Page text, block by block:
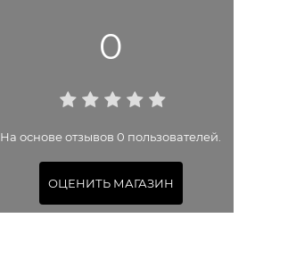
0
На основе отзывов 0 пользователей.
ОЦЕНИТЬ МАГАЗИН